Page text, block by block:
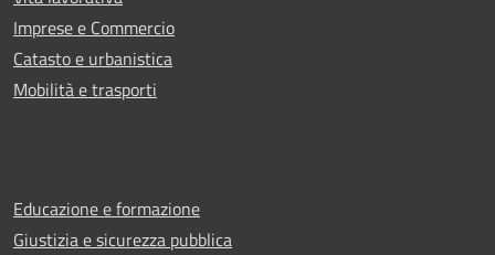
Imprese e Commercio
Catasto e urbanistica
Mobilità e trasporti
Educazione e formazione
Giustizia e sicurezza pubblica